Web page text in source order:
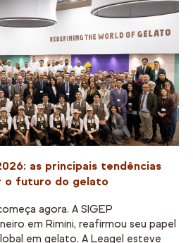
as principais tendências
o futuro do gelato
agora. A SIGEP
em Rimini, reafirmou seu papel
em gelato. A Leagel esteve